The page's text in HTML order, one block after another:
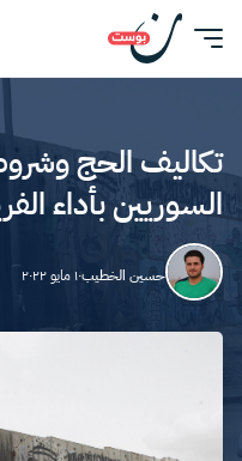
تكاليف الحج
السوريين بأداء
حسين الخطيب١٠ مايو ٢٠٢٢